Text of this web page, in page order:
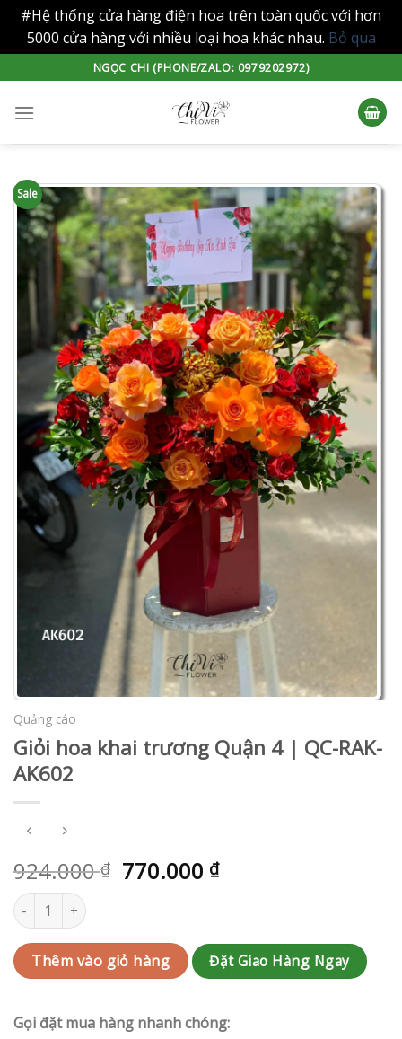
#Hệ thống cửa hàng điện hoa trên toàn quốc với hơn
5000 cửa hàng với nhiều loại hoa khác nhau. Bỏ qua
to
content
NGỌC CHI (PHONE/ZALO: 0979202972)
Sale
Quảng cáo
Giỏi hoa khai trương Quận 4 | QC-RAK-
AK602
924.000₫ 770.000 ₫
Giỏi hoa khai trương Quận 4 | QC-RAK-AK602 số lượng
Thêm vào giỏ hàng Đặt Giao Hàng Ngay
Gọi đặt mua hàng nhanh chóng: